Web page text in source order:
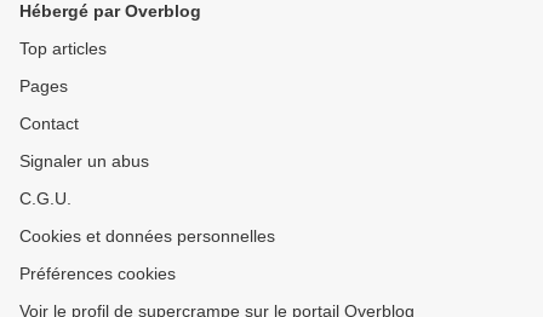
Hébergé par Overblog
Top articles
Pages
Contact
Signaler un abus
C.G.U.
Cookies et données personnelles
Préférences cookies
Voir le profil de supercrampe sur le portail Overblog